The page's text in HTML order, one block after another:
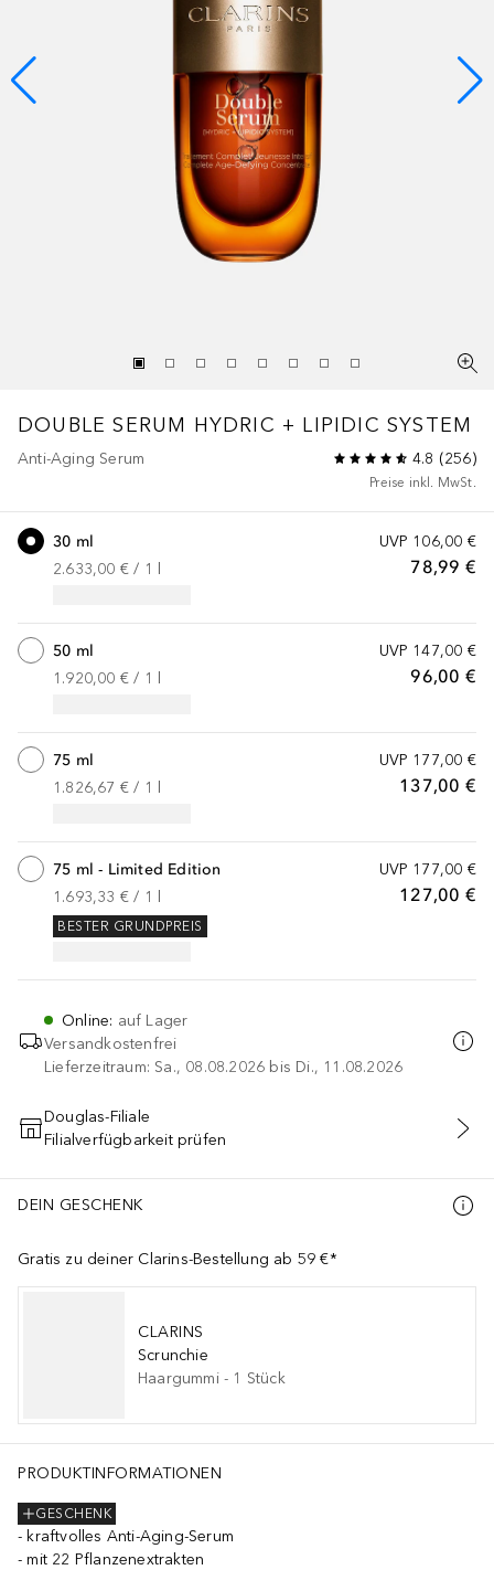
DOUBLE SERUM HYDRIC + LIPIDIC SYSTEM
Anti-Aging Serum 4.8 (256)
Preise inkl. MwSt.
UVP 106,00 €
78,99 €
30 ml
2.633,00 € / 1
UVP 147,00 €
96,00 €
50 ml
1.920,00 € / 1
UVP 177,00 €
137,00 €
75 ml
1.826,67 € / 1
UVP 177,00 €
127,00 €
75 ml - Limited Edition
1.693,33 € / 1
BESTER GRUNDPREIS
Online: auf Lager
Versandkostenfrei
Lieferzeitraum: Sa., 08.08.2026 bis Di., 11.08.2026
IN DEN WARENKORB
Douglas-Filiale
Filialverfügbarkeit prüfen
DEIN GESCHENK
Gratis zu deiner Clarins-Bestellung ab 59 €*
CLARINS
Scrunchie
Haargummi- 1 Stück
PRODUKTINFORMATIONEN
GESCHENK
kraftvolles Anti-Aging-Serum
mit 22 Pflanzenextrakten